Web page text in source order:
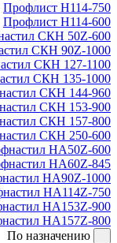
Профлист Н114-750
Профлист Н114-600
СКН 50Z-600
СКН 90Z-1000
СКН 127-1100
СКН 135-1000
СКН 144-960
СКН 153-900
СКН 157-800
СКН 250-600
НА50Z-600
НА60Z-845
НА90Z-1000
НА114Z-750
НА153Z-900
НА157Z-800
По назначению